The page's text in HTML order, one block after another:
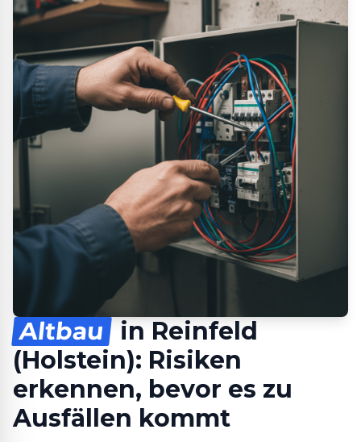
Altbau
in Reinfeld
(Holstein): Risiken
erkennen, bevor es zu
Ausfällen kommt